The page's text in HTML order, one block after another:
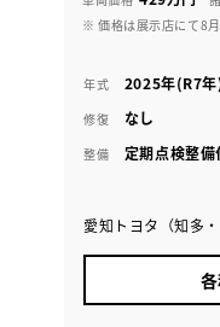
※ 価格は展示店にて8
年式 2025年(R7
修復 なし
整備 定期点検整備
愛知トヨタ（知多